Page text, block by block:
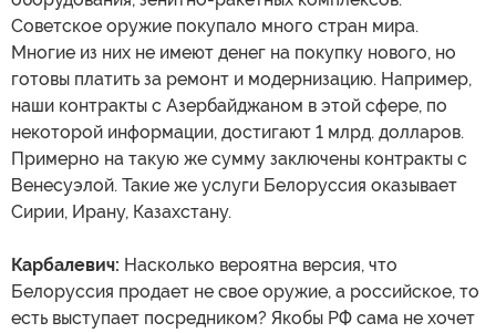
Советское оружие покупало много стран мира.
Многие из них не имеют денег на покупку нового, но
готовы платить за ремонт и модернизацию. Например,
наши контракты с Азербайджаном в этой сфере, по
некоторой информации, достигают 1 млрд. долларов.
Примерно на такую же сумму заключены контракты с
Венесуэлой. Такие же услуги Белоруссия оказывает
Сирии, Ирану, Казахстану.
Карбалевич: Насколько вероятна версия, что
Белоруссия продает не свое оружие, а российское, то
есть выступает посредником? Якобы РФ сама не хочет